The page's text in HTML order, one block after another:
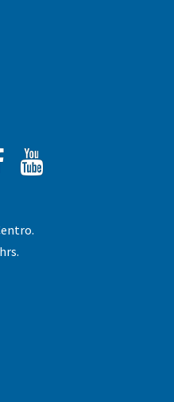
Facebook
Tube